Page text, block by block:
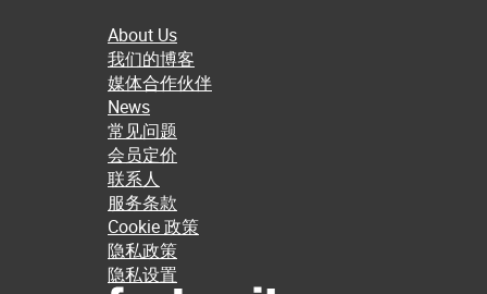
About Us
我们的博客
媒体合作伙伴
News
常见问题
会员定价
联系人
服务条款
Cookie 政策
隐私政策
隐私设置